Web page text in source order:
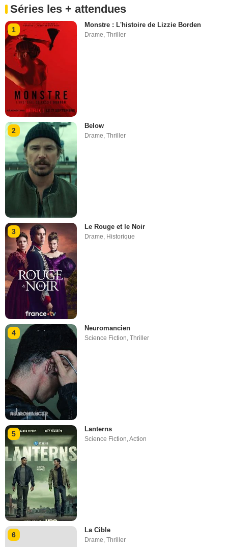
Séries les + attendues
1
Monstre : L'histoire de Lizzie Borden
Drame ,Thriller
2
Below
Drame,Thriller
3
Le Rouge et le Noir
Drame, Historique
4
Neuromancien
Science Fiction ,Thriller
5
Lanterns
Science Fiction,Action
6
La Cible
Drame,Thriller